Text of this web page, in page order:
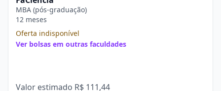
MBA (pós-graduação)
12 meses
Oferta indisponível
Ver bolsas em outras faculdades
Valor estimado R$ 111,44